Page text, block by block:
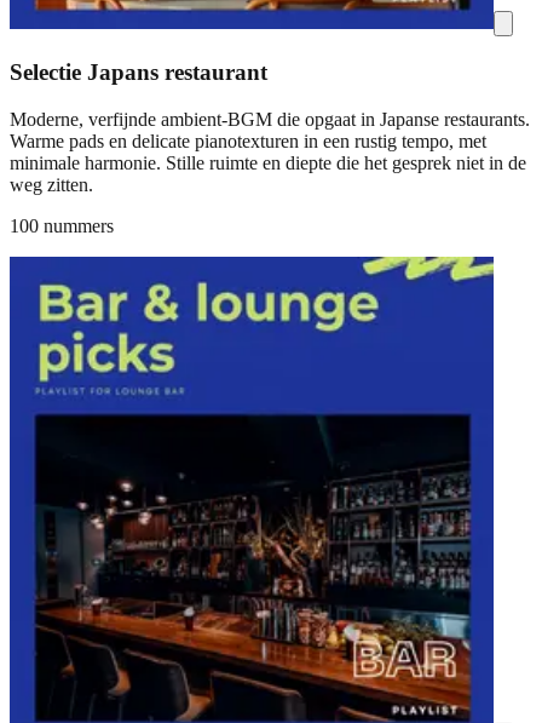
Selectie Japans restaurant
Moderne, verfijnde ambient-BGM die opgaat in Japanse restaurants.
Warme pads en delicate pianotexturen in een rustig tempo, met
minimale harmonie. Stille ruimte en diepte die het gesprek niet in de
weg zitten.
100 nummers